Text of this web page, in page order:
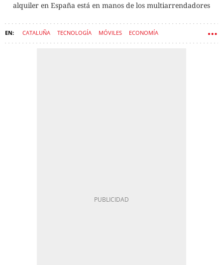
alquiler en España está en manos de los multiarrendadores
CATALUÑA TECNOLOGÍA MÓVILES ECONOMÍA